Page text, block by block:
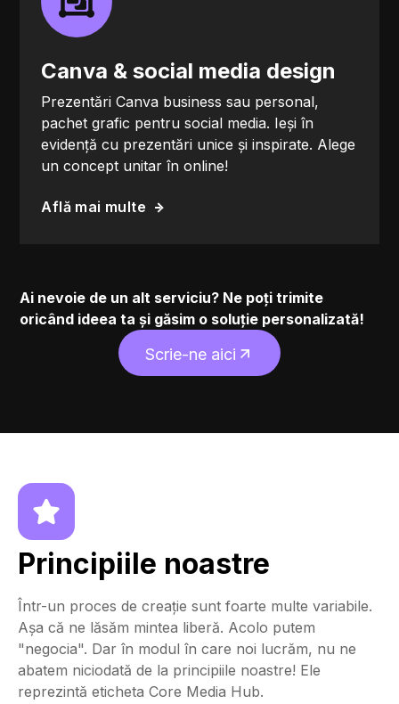
Canva & social media design
Prezentări Canva business sau personal,
pachet grafic pentru social media. Ieși în
evidență cu prezentări unice și inspirate. Alege
un concept unitar în online!
Află mai multe
Ai nevoie de un alt serviciu? Ne poți trimite
oricând ideea ta și găsim o soluție personalizată!
Scrie-ne aici
Scrie-ne aici
Principiile noastre
Într-un proces de creație sunt foarte multe variabile.
Așa că ne lăsăm mintea liberă. Acolo putem
"negocia". Dar în modul în care noi lucrăm, nu ne
abatem niciodată de la principiile noastre! Ele
reprezintă eticheta Core Media Hub.